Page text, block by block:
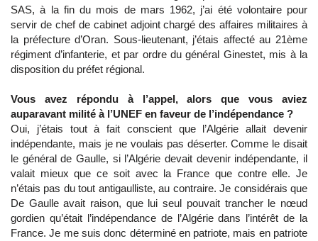
SAS, à la fin du mois de mars 1962, j’ai été volontaire pour
servir de chef de cabinet adjoint chargé des affaires militaires à
la préfecture d’Oran. Sous-lieutenant, j’étais affecté au 21ème
régiment d’infanterie, et par ordre du général Ginestet, mis à la
disposition du préfet régional.
Vous avez répondu à l’appel, alors que vous aviez
auparavant milité à l’UNEF en faveur de l’indépendance ?
Oui, j’étais tout à fait conscient que l’Algérie allait devenir
indépendante, mais je ne voulais pas déserter. Comme le disait
le général de Gaulle, si l’Algérie devait devenir indépendante, il
valait mieux que ce soit avec la France que contre elle. Je
n’étais pas du tout antigaulliste, au contraire. Je considérais que
De Gaulle avait raison, que lui seul pouvait trancher le nœud
gordien qu’était l’indépendance de l’Algérie dans l’intérêt de la
France. Je me suis donc déterminé en patriote, mais en patriote